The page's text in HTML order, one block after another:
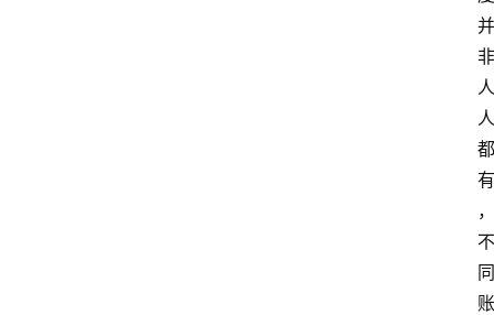
并
非
人
人
都
有
，
不
同
账